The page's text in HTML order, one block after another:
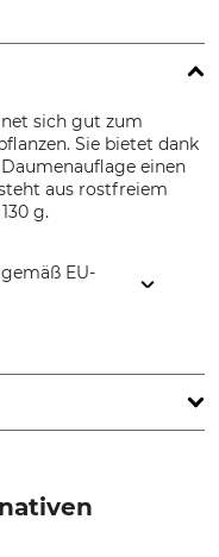
sich gut zum
Sie bietet dank
einen
aus rostfreiem
g.
EU-